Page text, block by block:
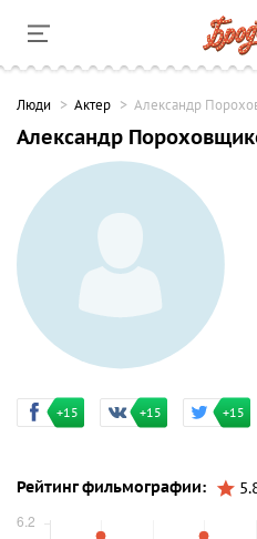
Люди Актер Александр
Александр
+15 +15 +15
Рейтинг фильмографии: